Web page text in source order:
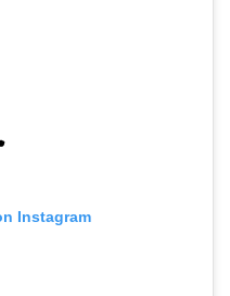
Instagram